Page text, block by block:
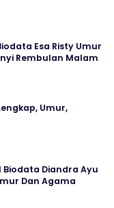
Esa Risty Umur
Rembulan Malam
Umur,
Biodata Diandra Ayu
Dan Agama